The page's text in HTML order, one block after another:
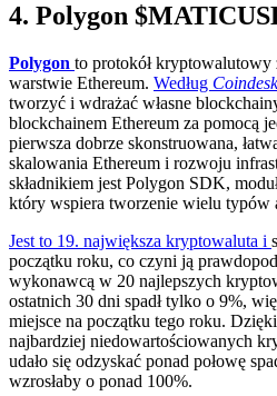
4. Polygon
Polygon to protokół kryptowalutowy
warstwie Ethereum. Według Coindesk
tworzyć i wdrażać własne
blockchainem Ethereum za pomocą
pierwsza dobrze skonstruowana,
skalowania Ethereum i rozwoju
składnikiem jest Polygon SDK,
który wspiera tworzenie wielu typów
Jest to 19. największa kryptowaluta i
początku roku, co czyni ją
wykonawcą w 20 najlepszych
ostatnich 30 dni spadł tylko o 9%,
miejsce na początku tego roku.
najbardziej niedowartościowanych
udało się odzyskać ponad połowę
wzrosłaby o ponad 100%.